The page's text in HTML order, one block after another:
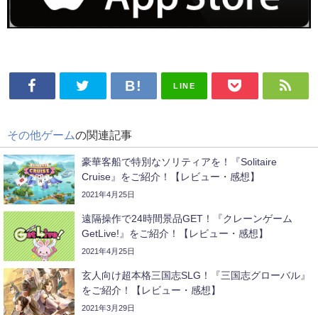
LINE
その他ゲームの関連記事
豪華客船で特別なソリティアを！『Solitaire
Cruise』をご紹介！【レビュー・感想】
2021年4月25日
遠隔操作で24時間景品GET！『クレーンゲーム
GetLive!』をご紹介！【レビュー・感想】
2021年4月25日
玄人向け超本格三国志SLG！『三国志グローバル』
をご紹介！【レビュー・感想】
2021年3月29日